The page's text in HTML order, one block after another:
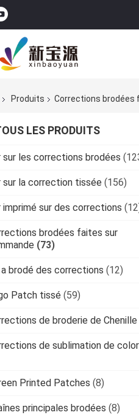
Produits Corrections brodées
LES PRODUITS
sur les corrections brodées
sur la correction tissée (156)
imprimé sur des corrections
brodées faites sur
(73)
brodé des corrections (12)
Patch tissé (59)
de broderie de Chenille
de sublimation de
Printed Patches (8)
principales brodées (8)